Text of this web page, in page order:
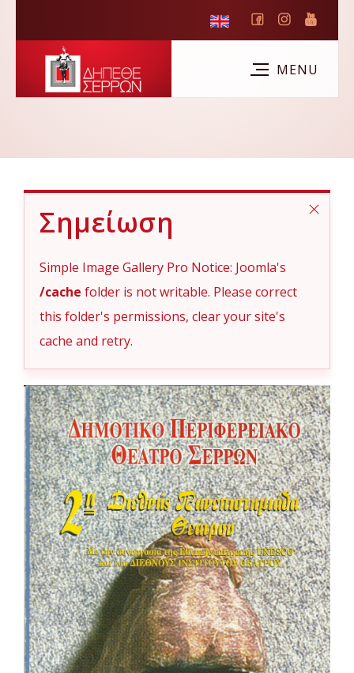
Σημείωση
Simple Image Gallery Pro Notice: Joomla's
/cache folder is not writable. Please correct
this folder's permissions, clear your site's
cache and retry.